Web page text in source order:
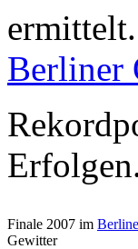
Berliner
Finale 2007 im
Gewitter